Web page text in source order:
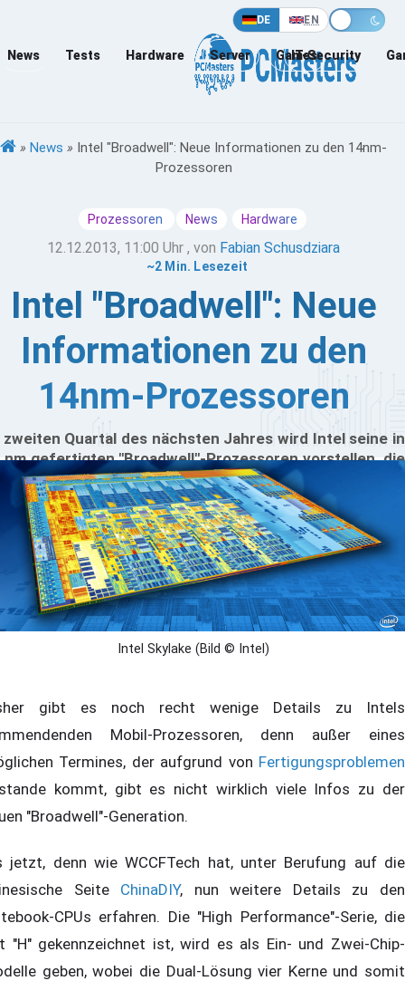
DE EN
News Tests Hardware Server Games
IT-Security
» News » Intel "Broadwell": Neue Informationen zu den 14nm-
Prozessoren
Prozessoren News Hardware
12.12.2013, 11:00 Uhr , von Fabian Schusdziara
~2 Min. Lesezeit
Intel "Broadwell": Neue
Informationen zu den
14nm-Prozessoren
zweiten Quartal des nächsten Jahres wird Intel seine in
nm gefertigten "Broadwell"-Prozessoren vorstellen, die
aktuellen "Haswell"-Modelle ablösen werden. Wie
bekannt, werden die CPUs in drei unterschiedliche
eingeordnet: "H" für den High-End-Bereich, "M"
Mainstream und die Bezeichnung "U/Y" für die ULV-
die eine noch längere Akkulaufzeit ermöglichen
Die chinesische Seite ChinaDIY ist nun an weitere
der Prozessoren gelangt, etwa was die TDP
die integrierte GPU angeht.
Intel Skylake (Bild © Intel)
gibt es noch recht wenige Details zu Intels
Mobil-Prozessoren, denn außer eines
Termines, der aufgrund von Fertigungsproblemen
kommt, gibt es nicht wirklich viele Infos zu der
"Broadwell"-Generation.
jetzt, denn wie WCCFTech hat, unter Berufung auf die
Seite ChinaDIY, nun weitere Details zu den
CPUs erfahren. Die "High Performance"-Serie, die
"H" gekennzeichnet ist, wird es als Ein- und Zwei-Chip-
geben, wobei die Dual-Lösung vier Kerne und somit